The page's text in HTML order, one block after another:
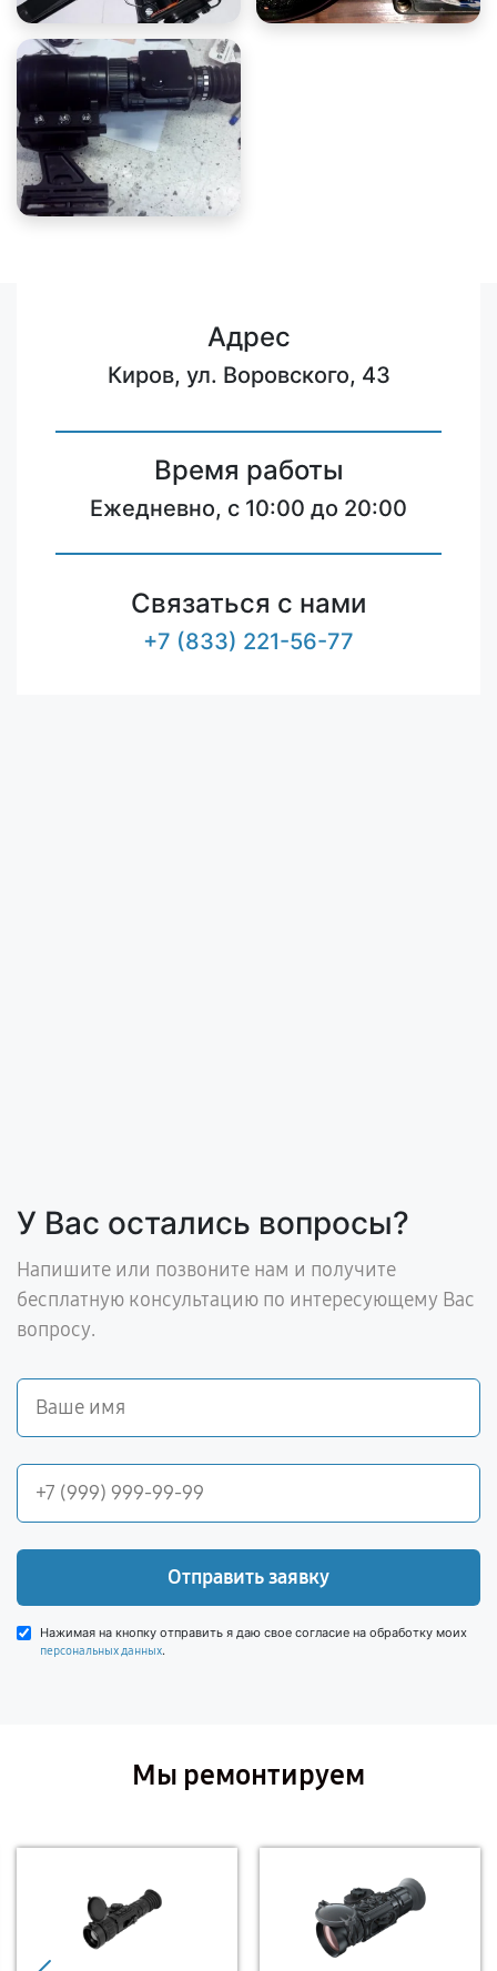
Адрес
Киров, ул. Воровского, 43
Время работы
Ежедневно, с 10:00 до 20:00
Связаться с нами
+7 (833) 221-56-77
У Вас остались вопросы?
Напишите или позвоните нам и получите
бесплатную консультацию по интересующему Вас
вопросу.
Отправить заявку
Нажимая на кнопку отправить я даю свое согласие на обработку моих
персональных данных.
Мы ремонтируем